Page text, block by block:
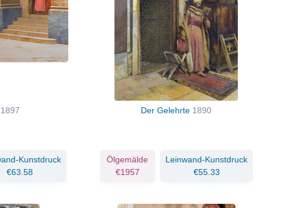
1897
Kunstdruck
€63.58
Der Gelehrte 1890
Ölgemälde
€1957
Leinwand-Kunstdruck
€55.33